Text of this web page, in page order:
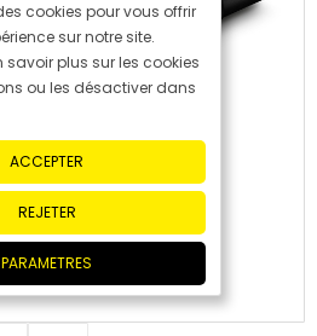
cookies pour vous offrir
sur notre site.
savoir plus sur les cookies
ou les désactiver dans
ACCEPTER
REJETER
PARAMETRES